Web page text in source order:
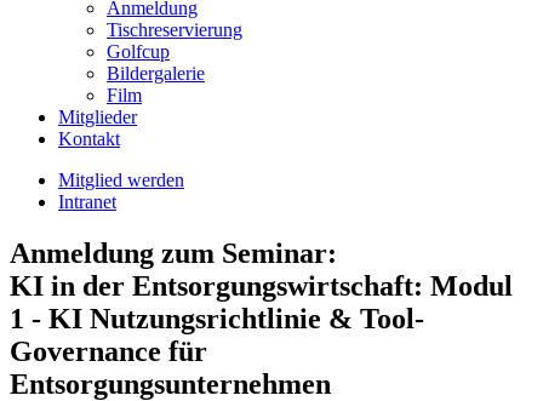
Anmeldung
Tischreservierung
Golfcup
Bildergalerie
Film
Mitglieder
Kontakt
Mitglied werden
Intranet
Anmeldung zum Seminar:
KI in der Entsorgungswirtschaft: Modul
1 - KI Nutzungsrichtlinie & Tool-
Governance für
Entsorgungsunternehmen